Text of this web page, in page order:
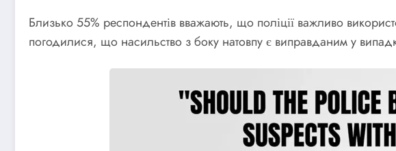
Близько 55% респондентів вважають, що поліції важливо
погодилися, що насильство з боку натовпу є виправданим у